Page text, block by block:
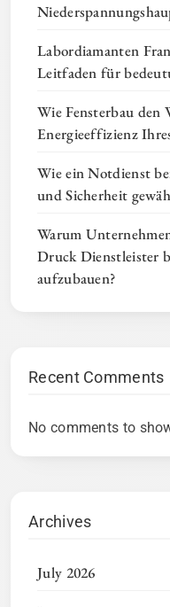
Labordiamanten
Leitfaden für
Wie Fensterbau
Energieeffizienz
Wie ein Notdienst
und Sicherheit
Warum
Druck Dienstleister
aufzubauen?
Recent Comments
No comments to
Archives
July 2026